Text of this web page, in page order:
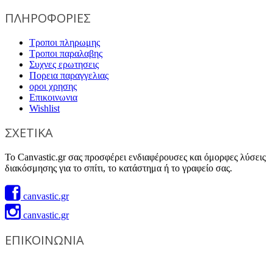
ΠΛΗΡΟΦΟΡΙΕΣ
Τροποι πληρωμης
Τροποι παραλαβης
Συχνες ερωτησεις
Πορεια παραγγελιας
οροι χρησης
Επικοινωνια
Wishlist
ΣΧΕΤΙΚΑ
Το Canvastic.gr σας προσφέρει ενδιαφέρουσες και όμορφες λύσεις
διακόσμησης για το σπίτι, το κατάστημα ή το γραφείο σας.
canvastic.gr
canvastic.gr
ΕΠΙΚΟΙΝΩΝΙΑ